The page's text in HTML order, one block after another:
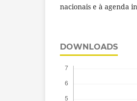
nacionais e à agenda
DOWNLOADS